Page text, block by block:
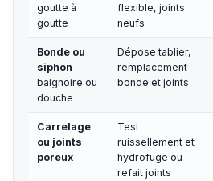
goutte à
goutte
flexible, joints
neufs
Bonde ou
siphon
baignoire ou
douche
Dépose tablier,
remplacement
bonde et joints
Carrelage
ou joints
poreux
Test
ruissellement et
hydrofuge ou
refait joints